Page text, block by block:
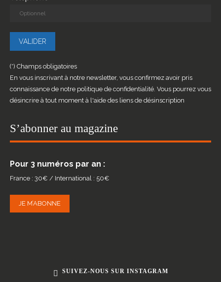
(*) Champs obligatoires
En vous inscrivant à notre newsletter, vous confirmez avoir pris
connaissance de notre politique de confidentialité. Vous pourrez vous
désincrire à tout moment à l'aide des liens de désinscription
S’abonner au magazine
Pour 3 numéros par an :
France : 30€ / International : 50€
JE M’ABONNE
SUIVEZ-NOUS SUR INSTAGRAM